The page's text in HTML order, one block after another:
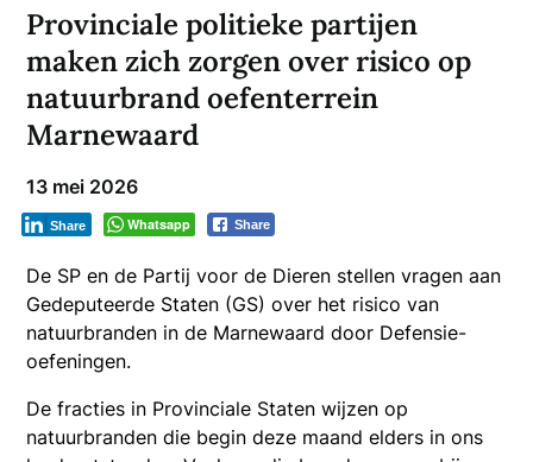
Provinciale politieke partijen
maken zich zorgen over risico op
natuurbrand oefenterrein
Marnewaard
13 mei 2026
Whatsapp Share
Share
De SP en de Partij voor de Dieren stellen vragen aan
Gedeputeerde Staten (GS) over het risico van
natuurbranden in de Marnewaard door Defensie-
oefeningen.
De fracties in Provinciale Staten wijzen op
natuurbranden die begin deze maand elders in ons